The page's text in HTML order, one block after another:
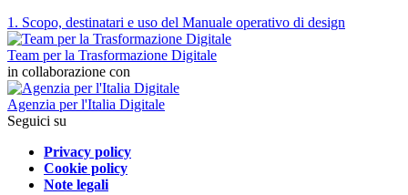
1. Scopo, destinatari e uso del Manuale operativo di design
Team per la Trasformazione Digitale
in collaborazione con
Agenzia per l'Italia Digitale
Seguici su
Privacy policy
Cookie policy
Note legali